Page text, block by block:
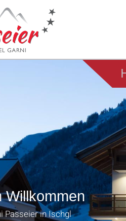
Willkommen
Passeier in Ischgl